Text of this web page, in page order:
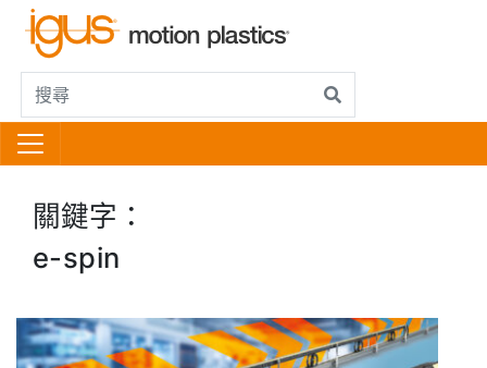
關鍵字：
e-spin